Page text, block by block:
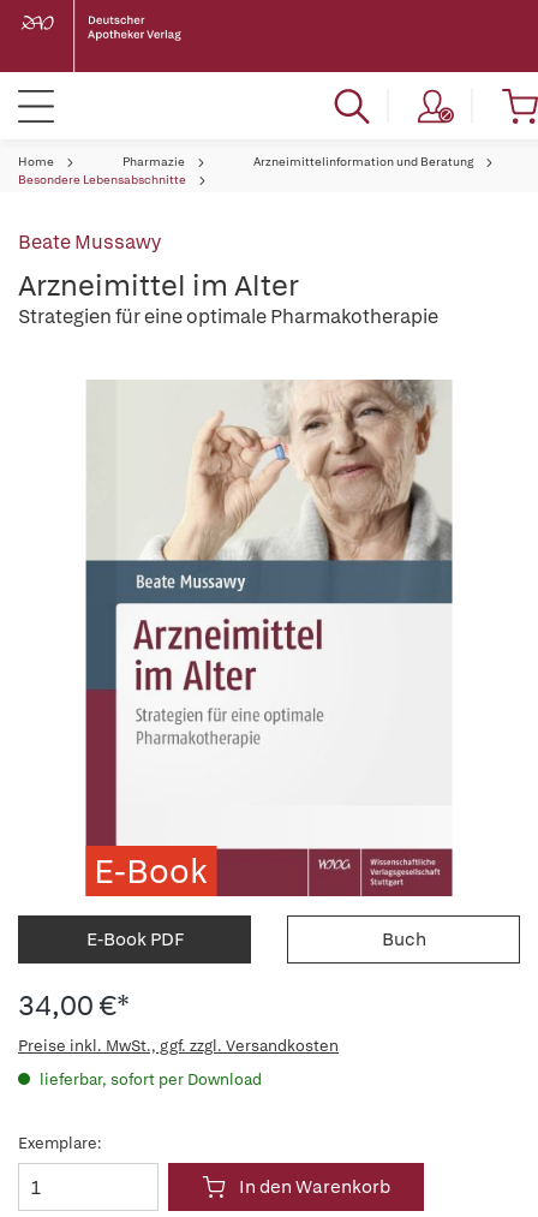
Home Pharmazie
Arzneimittelinformation und Beratung
Besondere Lebensabschnitte
Beate Mussawy
Arzneimittel im Alter
Strategien für eine optimale Pharmakotherapie
E-Book
E-Book PDF Buch
34,00 €*
Preise inkl. MwSt., ggf. zzgl. Versandkosten
lieferbar, sofort per Download
Exemplare:
In den Warenkorb